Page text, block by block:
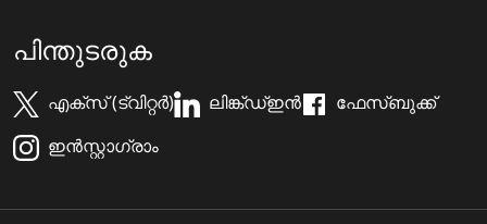
പിന്തുടരുക
എക്സ് (ട്വിറ്റർ) ലിങ്ക്ഡ്ഇൻ
ഫേസ്ബുക്ക്
ഇൻസ്റ്റാഗ്രാം